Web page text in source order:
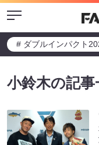
Menu
# ダブルインパクト
小鈴木の記事